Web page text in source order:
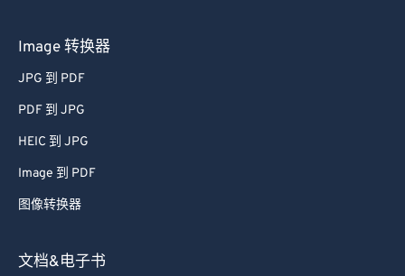
Image 转换器
JPG 到 PDF
PDF 到 JPG
HEIC 到 JPG
Image 到 PDF
图像转换器
文档&电子书